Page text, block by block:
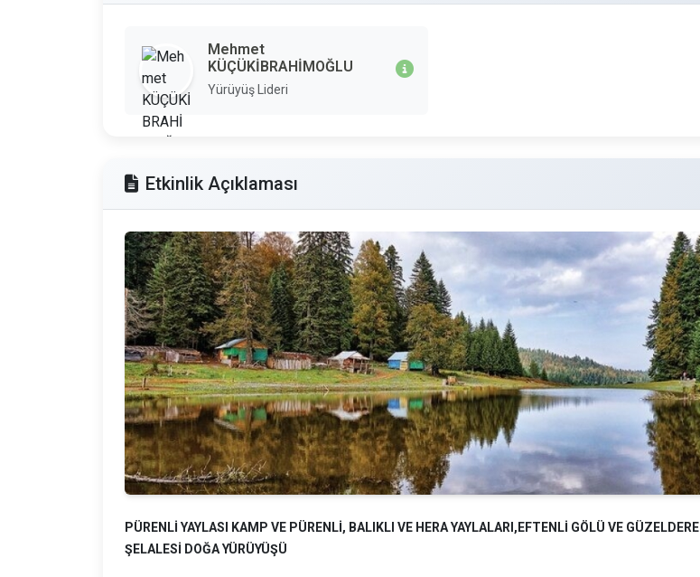
Mehmet
KÜÇÜKİBRAHİMOĞLU
Yürüyüş Lideri
Etkinlik Açıklaması
PÜRENLİ YAYLASI KAMP VE PÜRENLİ, BALIKLI VE HERA YAYLALARI,EFTENLİ GÖLÜ VE GÜZELDERE
ŞELALESİ DOĞA YÜRÜYÜŞÜ